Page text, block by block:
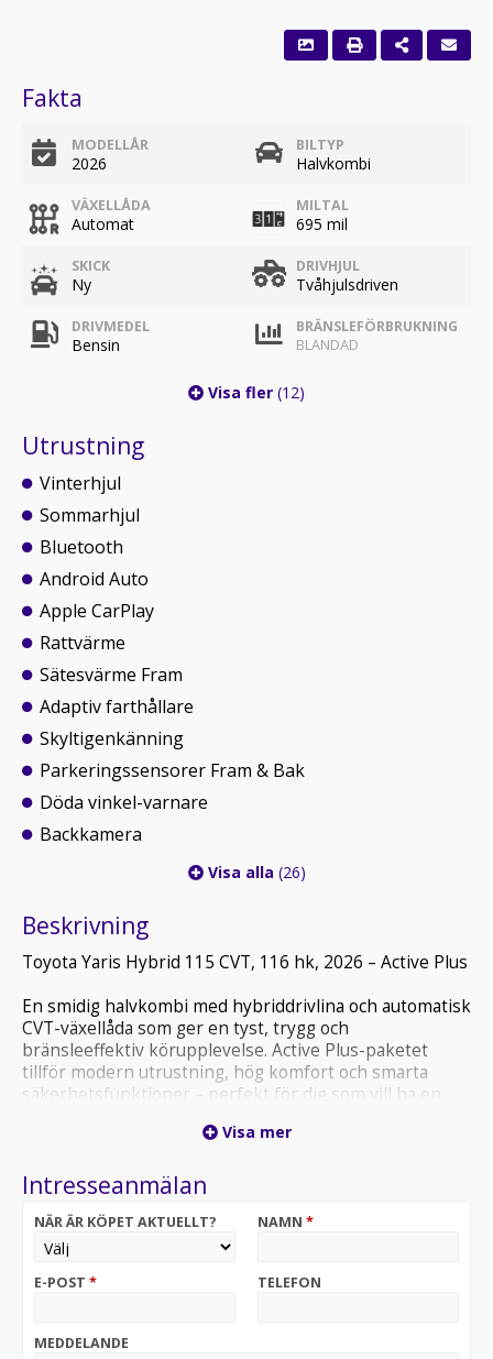
Fakta
MODELLÅR
2026
BILTYP
Halvkombi
VÄXELLÅDA
Automat
MILTAL
695 mil
SKICK
Ny
DRIVHJUL
Tvåhjulsdriven
DRIVMEDEL
Bensin
BRÄNSLEFÖRBRUKNING
BLANDAD
Visa fler (12)
Utrustning
Vinterhjul
Sommarhjul
Bluetooth
Android Auto
Apple CarPlay
Rattvärme
Sätesvärme Fram
Adaptiv farthållare
Skyltigenkänning
Parkeringssensorer Fram & Bak
Döda vinkel-varnare
Backkamera
Visa alla (26)
Beskrivning
Toyota Yaris Hybrid 115 CVT, 116 hk, 2026 – Active Plus
En smidig halvkombi med hybriddrivlina och automatisk
CVT-växellåda som ger en tyst, trygg och
bränsleeffektiv körupplevelse. Active Plus-paketet
tillför modern utrustning, hög komfort och smarta
säkerhetsfunktioner – perfekt för dig som vill ha en
* Skatt de tre första åren 2072:-/år därefter 360:-/år
* Besiktigas senast 2026-11-30
Visa mer
Intresseanmälan
NÄR ÄR KÖPET AKTUELLT? NAMN *
E-POST * TELEFON
MEDDELANDE